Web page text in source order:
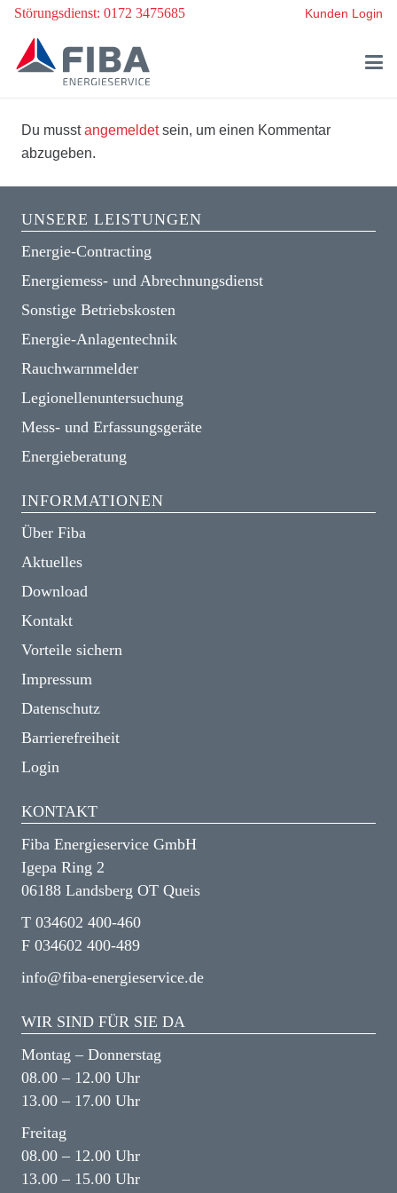
Störungsdienst: 0172 3475685 Kunden Login
Du musstangemeldetsein, um einen Kommentar
abzugeben.
UNSERE LEISTUNGEN
Energie-Contracting
Energiemess- und Abrechnungsdienst
Sonstige Betriebskosten
Energie-Anlagentechnik
Rauchwarnmelder
Legionellenuntersuchung
Mess- und Erfassungsgeräte
Energieberatung
INFORMATIONEN
Über Fiba
Aktuelles
Download
Kontakt
Vorteile sichern
Impressum
Datenschutz
Barrierefreiheit
Login
KONTAKT
Fiba Energieservice GmbH
Igepa Ring 2
06188 Landsberg OT Queis
T 034602 400-460
F 034602 400-489
info@fiba-energieservice.de
WIR SIND FÜR SIE DA
Montag – Donnerstag
08.00 – 12.00 Uhr
13.00 – 17.00 Uhr
Freitag
08.00 – 12.00 Uhr
13.00 – 15.00 Uhr